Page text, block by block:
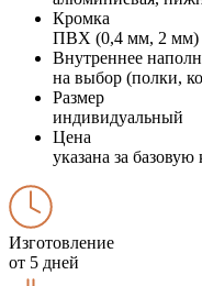
Кромка
ПВХ (0,4 мм, 2 мм)
Внутреннее
на выбор (полки,
Размер
индивидуальный
Цена
указана за
Изготовление
от 5 дней